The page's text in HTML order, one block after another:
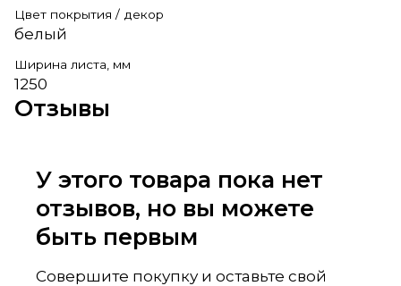
Цвет покрытия / декор
белый
Ширина листа, мм
1250
Отзывы
У этого товара пока нет
отзывов, но вы можете
быть первым
Совершите покупку и оставьте свой